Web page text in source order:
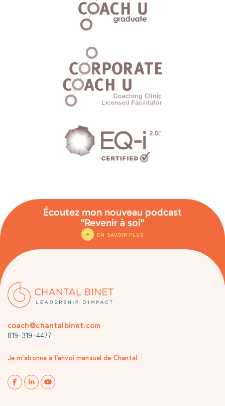
Écoutez mon nouveau podcast
"Revenir à soi"
EN SAVOIR PLUS
coach@chantalbinet.com
819-319-4477
Je m’abonne à l’envoi mensuel de Chantal